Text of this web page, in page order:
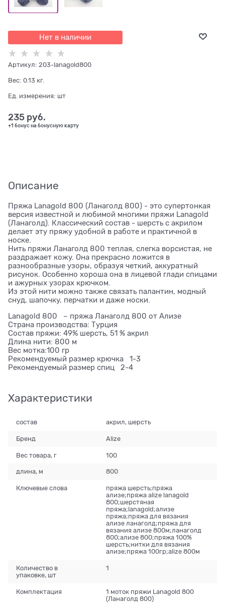
Нет в наличии
Артикул: 203-lanagold800
Вес: 0.13 кг.
Ед. измерения: шт
235 руб.
+1 бонус на бонусную карту
Описание
Пряжа Lanagold 800 (Ланаголд 800) - это супертонкая
версия известной и любимой многими пряжи Lanagold
(Ланаголд). Классический состав - шерсть с акрилом
делает эту пряжу удобной в работе и практичной в
носке.
Нить пряжи Ланаголд 800 теплая, слегка ворсистая, не
раздражает кожу. Она прекрасно ложится в
разнообразные узоры, образуя четкий, аккуратный
рисунок. Особенно хороша она в лицевой глади спицами
и ажурных узорах крючком.
Из этой нити можно также связать палантин, модный
снуд, шапочку, перчатки и даже носки.
Lanagold 800 – пряжа Ланаголд 800 от Ализе
Страна производства: Турция
Состав пряжи: 49% шерсть, 51 % акрил
Длина нити: 800 м
Вес мотка:100 гр
Рекомендуемый размер крючка 1-3
Рекомендуемый размер спиц 2-4
Характеристики
состав акрил, шерсть
Бренд Alize
Вес товара, г 100
длина, м 800
Ключевые слова
пряжа шерсть;пряжа
ализе;пряжа alize lanagold
800;шерстяная
пряжа;lanagold;ализе
пряжа;пряжа для вязания
ализе ланаголд;пряжа для
вязания ализе 800м;ланаголд
800;ализе 800;пряжа 100%
шерсть;нитки для вязания
ализе;пряжа 100гр;alize 800м
Количество в
упаковке, шт
1
Комплектация
1 моток пряжи Lanagold 800
(Ланаголд 800)